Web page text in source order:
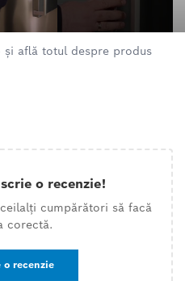
și află totul despre produs
o recenzie!
cumpărători să facă
corectă.
o recenzie